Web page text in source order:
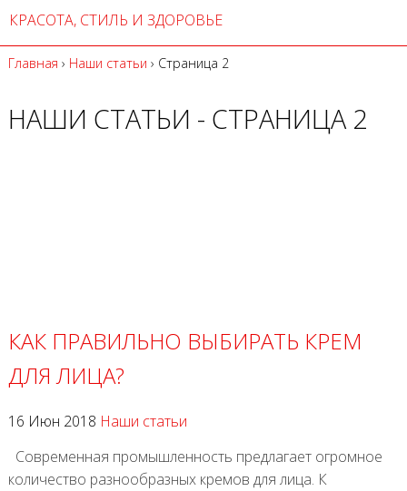
КРАСОТА, СТИЛЬ И ЗДОРОВЬЕ
Главная › Наши статьи › Страница 2
НАШИ СТАТЬИ - СТРАНИЦА 2
КАК ПРАВИЛЬНО ВЫБИРАТЬ КРЕМ
ДЛЯ ЛИЦА?
16 Июн 2018 Наши статьи
Современная промышленность предлагает огромное
количество разнообразных кремов для лица. К